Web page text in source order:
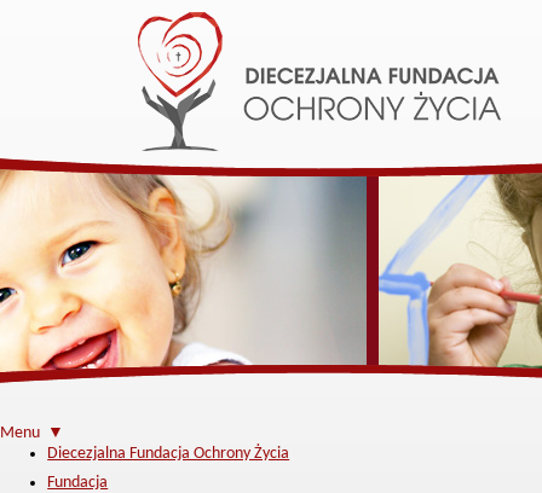
Menu ▼
Diecezjalna Fundacja Ochrony Życia
Fundacja